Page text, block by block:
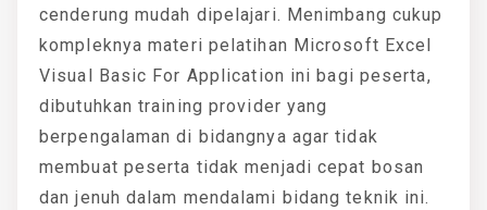
cenderung mudah dipelajari. Menimbang cukup
kompleknya materi pelatihan Microsoft Excel
Visual Basic For Application ini bagi peserta,
dibutuhkan training provider yang
berpengalaman di bidangnya agar tidak
membuat peserta tidak menjadi cepat bosan
dan jenuh dalam mendalami bidang teknik ini.